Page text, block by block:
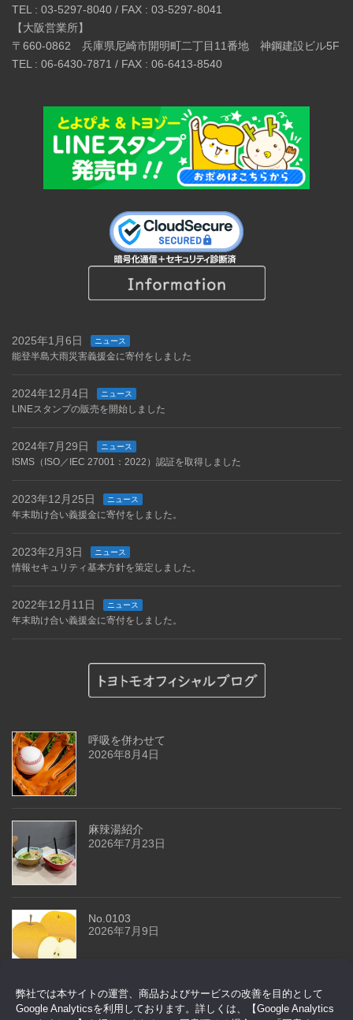
弊社では本サイトの運営、商品およびサービスの改善を目的として
Google Analyticsを利用しております。詳しくは、【Google Analytics
TEL : 03-5297-8040 / FAX : 03-5297-8041
【大阪営業所】
〒660-0862 兵庫県尼崎市開明町二丁目11番地 神鋼建設ビル5F
TEL : 06-6430-7871 / FAX : 06-6413-8540
2025年1月6日 ニュース
能登半島大雨災害義援金に寄付をしました
2024年12月4日 ニュース
LINEスタンプの販売を開始しました
2024年7月29日 ニュース
ISMS（ISO／IEC 27001：2022）認証を取得しました
2023年12月25日 ニュース
年末助け合い義援金に寄付をしました。
2023年2月3日 ニュース
情報セキュリティ基本方針を策定しました。
2022年12月11日 ニュース
年末助け合い義援金に寄付をしました。
呼吸を併わせて
2026年8月4日
麻辣湯紹介
2026年7月23日
No.0103
2026年7月9日
今回はドアセンサーです